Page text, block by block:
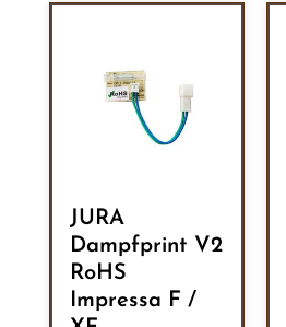
JURA
Dampfprint V2
RoHS
Impressa F /